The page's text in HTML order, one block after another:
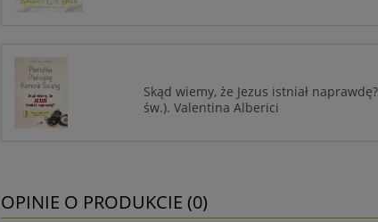
Skąd wiemy, że Jezus istniał
św.). Valentina Alberici
OPINIE O PRODUKCIE (0)